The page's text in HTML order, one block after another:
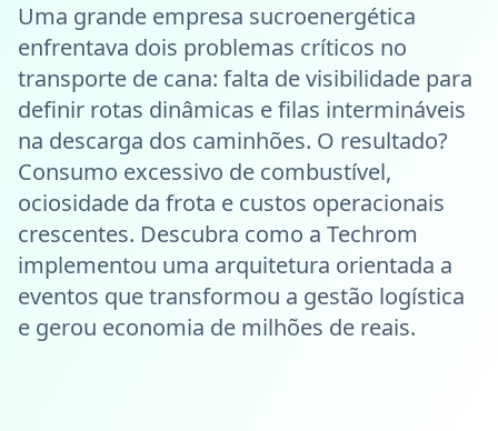
Uma grande empresa sucroenergética
enfrentava dois problemas críticos no
transporte de cana: falta de visibilidade para
definir rotas dinâmicas e filas intermináveis
na descarga dos caminhões. O resultado?
Consumo excessivo de combustível,
ociosidade da frota e custos operacionais
crescentes. Descubra como a Techrom
implementou uma arquitetura orientada a
eventos que transformou a gestão logística
e gerou economia de milhões de reais.